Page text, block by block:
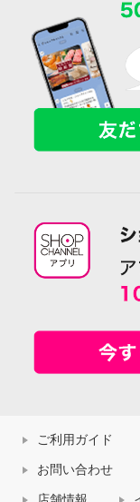
ご利用ガイド
お問い合わせ